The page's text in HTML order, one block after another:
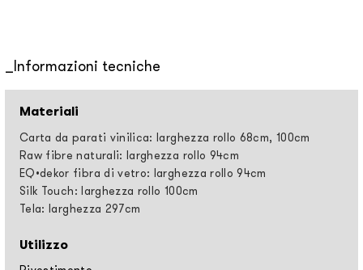
Informazioni tecniche
Materiali
Carta da parati vinilica: larghezza rollo 68cm, 100cm
Raw fibre naturali: larghezza rollo 94cm
EQ•dekor fibra di vetro: larghezza rollo 94cm
Silk Touch: larghezza rollo 100cm
Tela: larghezza 297cm
Utilizzo